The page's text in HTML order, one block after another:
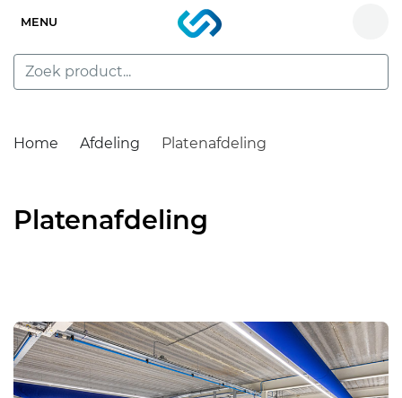
MENU
Home Afdeling Platenafdeling
Platenafdeling